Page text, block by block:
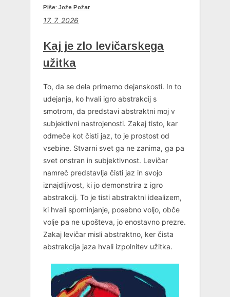
Piše: Jože Požar
17. 7. 2026
Kaj je zlo levičarskega
užitka
To, da se dela primerno dejanskosti. In to
udejanja, ko hvali igro abstrakcij s
smotrom, da predstavi abstraktni moj v
subjektivni nastrojenosti. Zakaj tisto, kar
odmeče kot čisti jaz, to je prostost od
vsebine. Stvarni svet ga ne zanima, ga pa
svet onstran in subjektivnost. Levičar
namreč predstavlja čisti jaz in svojo
iznajdljivost, ki jo demonstrira z igro
abstrakcij. To je tisti abstraktni idealizem,
ki hvali spominjanje, posebno voljo, obče
volje pa ne upošteva, jo enostavno prezre.
Zakaj levičar misli abstraktno, ker čista
abstrakcija jaza hvali izpolnitev užitka.